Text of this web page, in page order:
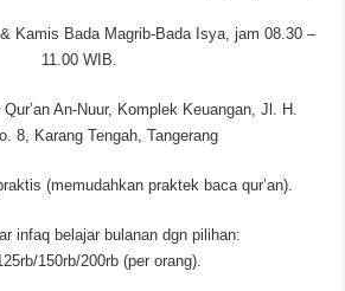
Kamis Bada Magrib-Bada Isya, jam 08.30 –
11.00 WIB.
An-Nuur, Komplek Keuangan, Jl. H.
8, Karang Tengah, Tangerang
(memudahkan praktek baca qur’an).
infaq belajar bulanan dgn pilihan:
150rb/200rb (per orang).